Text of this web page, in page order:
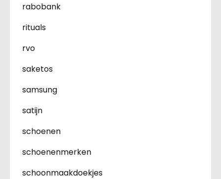
rabobank
rituals
rvo
saketos
samsung
satijn
schoenen
schoenenmerken
schoonmaakdoekjes